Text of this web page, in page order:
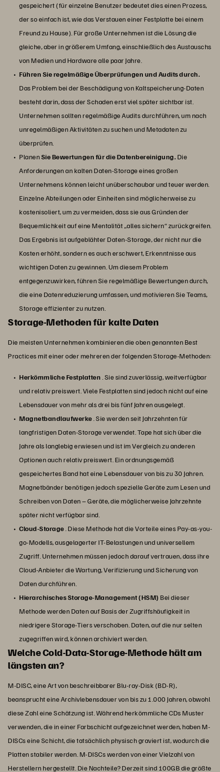
gespeichert (für einzelne Benutzer bedeutet dies einen Prozess,
der so einfach ist, wie das Verstauen einer Festplatte bei einem
Freund zu Hause). Für große Unternehmen ist die Lösung die
gleiche, aber in größerem Umfang, einschließlich des Austauschs
von Medien und Hardware alle paar Jahre.
Führen Sie regelmäßige Überprüfungen und Audits durch.
Das Problem bei der Beschädigung von Kaltspeicherung-Daten
besteht darin, dass der Schaden erst viel später sichtbar ist.
Unternehmen sollten regelmäßige Audits durchführen, um nach
unregelmäßigen Aktivitäten zu suchen und Metadaten zu
überprüfen.
PlanenSie Bewertungen für die Datenbereinigung.Die
Anforderungen an kalten Daten-Storage eines großen
Unternehmens können leicht unüberschaubar und teuer werden.
Einzelne Abteilungen oder Einheiten sind möglicherweise zu
kostenisoliert, um zu vermeiden, dass sie aus Gründen der
Bequemlichkeit auf eine Mentalität „alles sichern“ zurückgreifen.
Das Ergebnis ist aufgeblähter Daten-Storage, der nicht nur die
Kosten erhöht, sondern es auch erschwert, Erkenntnisse aus
wichtigen Daten zu gewinnen. Um diesem Problem
entgegenzuwirken, führen Sie regelmäßige Bewertungen durch,
die eine Datenreduzierung umfassen, und motivieren Sie Teams,
Storage effizienter zu nutzen.
Storage-Methoden für kalte Daten
Die meisten Unternehmen kombinieren die oben genannten Best
Practices mit einer oder mehreren der folgenden Storage-Methoden:
Herkömmliche Festplatten . Sie sind zuverlässig, weitverfügbar
und relativ preiswert. Viele Festplatten sind jedoch nicht auf eine
Lebensdauer von mehr als drei bis fünf Jahren ausgelegt.
Magnetbandlaufwerke . Sie werden seit Jahrzehnten für
langfristigen Daten-Storage verwendet. Tape hat sich über die
Jahre als langlebig erwiesen und ist im Vergleich zu anderen
Optionen auch relativ preiswert. Ein ordnungsgemäß
gespeichertes Band hat eine Lebensdauer von bis zu 30 Jahren.
Magnetbänder benötigen jedoch spezielle Geräte zum Lesen und
Schreiben von Daten – Geräte, die möglicherweise Jahrzehnte
später nicht verfügbar sind.
Cloud-Storage . Diese Methode hat die Vorteile eines Pay-as-you-
go-Modells, ausgelagerter IT-Belastungen und universellem
Zugriff. Unternehmen müssen jedoch darauf vertrauen, dass ihre
Cloud-Anbieter die Wartung, Verifizierung und Sicherung von
Daten durchführen.
Hierarchisches Storage-Management (HSM) Bei dieser
Methode werden Daten auf Basis der Zugriffshäufigkeit in
niedrigere Storage-Tiers verschoben. Daten, auf die nur selten
zugegriffen wird, können archiviert werden.
Welche Cold-Data-Storage-Methode hält am
längsten an?
M-DISC, eine Art von beschreibbarer Blu-ray-Disk (BD-R),
beansprucht eine Archivlebensdauer von bis zu 1.000 Jahren, obwohl
diese Zahl eine Schätzung ist. Während herkömmliche CDs Muster
verwenden, die in einer Farbschicht aufgezeichnet werden, haben M-
DISCs eine Schicht, die tatsächlich physisch graviert ist, wodurch die
Platten stabiler werden. M-DISCs werden von einer Vielzahl von
Herstellern hergestellt. Die Nachteile? Derzeit sind 100GB die größte